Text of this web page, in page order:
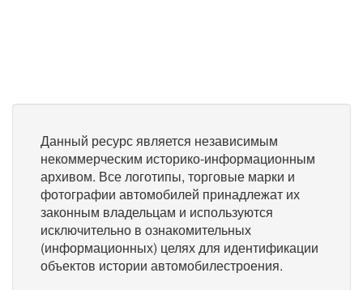
Данный ресурс является независимым
некоммерческим историко-информационным
архивом. Все логотипы, торговые марки и
фотографии автомобилей принадлежат их
законным владельцам и используются
исключительно в ознакомительных
(информационных) целях для идентификации
объектов истории автомобилестроения.